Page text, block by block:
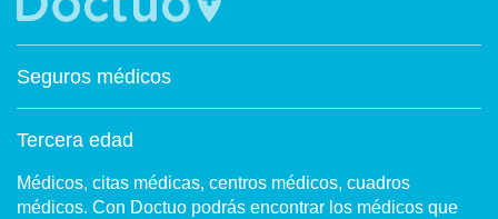
Seguros médicos
Tercera edad
Médicos, citas médicas, centros médicos, cuadros
médicos. Con Doctuo podrás encontrar los médicos que